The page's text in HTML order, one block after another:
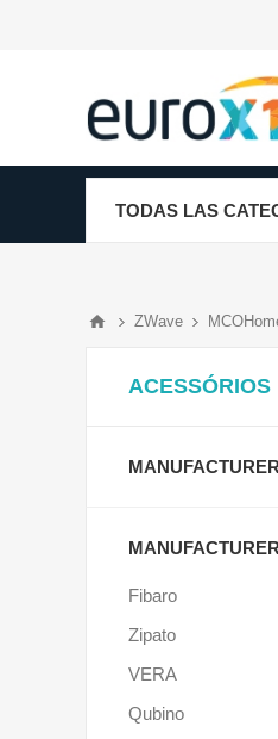
TODAS LAS
ZWave
ACESSÓRIOS
Fibaro
Zipato
VERA
Qubino